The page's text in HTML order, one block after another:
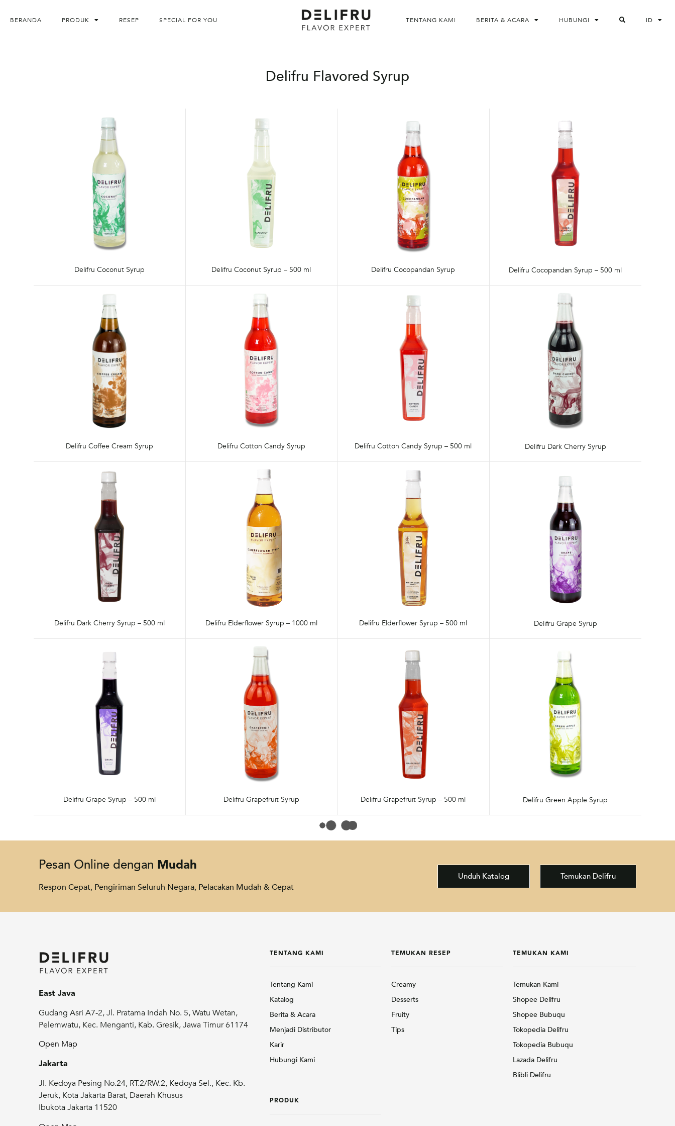
BERANDA PRODUK RESEP SPECIAL FOR YOU TENTANG KAMI BERITA & ACARA HUBUNGI ID
Delifru Flavored Syrup
Delifru Coconut Syrup Delifru Coconut Syrup – 500 ml Delifru Cocopandan Syrup Delifru Cocopandan Syrup – 500 ml
Delifru Coffee Cream Syrup Delifru Cotton Candy Syrup Delifru Cotton Candy Syrup – 500 ml Delifru Dark Cherry Syrup
Delifru Dark Cherry Syrup – 500 ml Delifru Elderflower Syrup – 1000 ml Delifru Elderflower Syrup – 500 ml Delifru Grape Syrup
Delifru Grape Syrup – 500 ml Delifru Grapefruit Syrup Delifru Grapefruit Syrup – 500 ml Delifru Green Apple Syrup
Pesan Online dengan Mudah
Respon Cepat, Pengiriman Seluruh Negara, Pelacakan Mudah & Cepat
Unduh Katalog Temukan Delifru
East Java
Gudang Asri A7-2, Jl. Pratama Indah No. 5, Watu Wetan,
Pelemwatu, Kec. Menganti, Kab. Gresik, Jawa Timur 61174
Open Map
Jakarta
Jl. Kedoya Pesing No.24, RT.2/RW.2, Kedoya Sel., Kec. Kb.
Jeruk, Kota Jakarta Barat, Daerah Khusus
Ibukota Jakarta 11520
TENTANG KAMI
Tentang Kami
Katalog
Berita & Acara
Menjadi Distributor
Karir
Hubungi Kami
PRODUK
TEMUKAN RESEP
Creamy
Desserts
Fruity
Tips
TEMUKAN KAMI
Temukan Kami
Shopee Delifru
Shopee Bubuqu
Tokopedia Delifru
Tokopedia Bubuqu
Lazada Delifru
Blibli Delifru